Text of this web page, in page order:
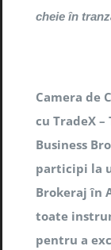
cheie în
Camera de
cu TradeX
Business
participi la
Brokeraj în
toate
pentru a